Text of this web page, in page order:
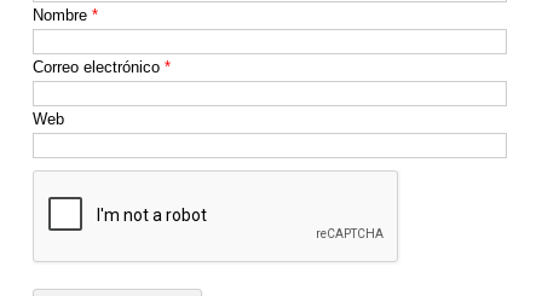
Nombre *
Correo electrónico *
Web